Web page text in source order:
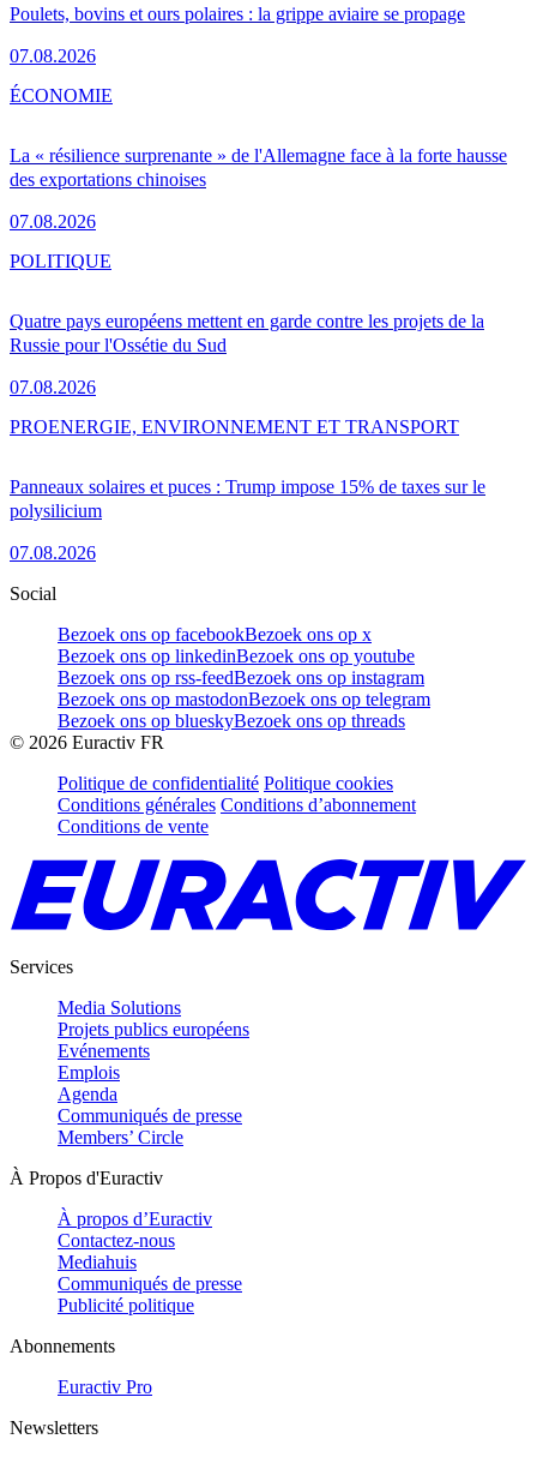
Poulets, bovins et ours polaires : la grippe aviaire se propage
07.08.2026
La « résilience surprenante » de l'Allemagne face à la forte hausse
des exportations chinoises
07.08.2026
ÉCONOMIE
Quatre pays européens mettent en garde contre les projets de la
Russie pour l'Ossétie du Sud
07.08.2026
POLITIQUE
Panneaux solaires et puces : Trump impose 15% de taxes sur le
polysilicium
07.08.2026
PROENERGIE, ENVIRONNEMENT ET TRANSPORT
Social
Bezoek ons op facebookBezoek ons op x
Bezoek ons op linkedinBezoek ons op youtube
Bezoek ons op rss-feedBezoek ons op instagram
Bezoek ons op mastodonBezoek ons op telegram
Bezoek ons op blueskyBezoek ons op threads
© 2026 Euractiv FR
Politique de confidentialité Politique cookies
Conditions générales Conditions d’abonnement
Conditions de vente
Services
Media Solutions
Projets publics européens
Evénements
Emplois
Agenda
Communiqués de presse
Members’ Circle
À Propos d'Euractiv
À propos d’Euractiv
Contactez-nous
Mediahuis
Communiqués de presse
Publicité politique
Abonnements
Euractiv Pro
Newsletters